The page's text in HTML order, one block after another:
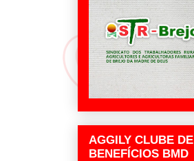
AGGILY CLUBE DE
BENEFÍCIOS BMD